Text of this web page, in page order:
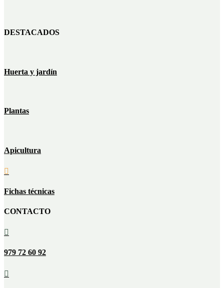
DESTACADOS
Huerta y jardín
Plantas
Apicultura

Fichas técnicas
CONTACTO

979 72 60 92
